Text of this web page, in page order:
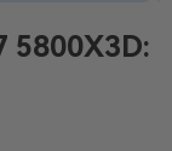
5800X3D: